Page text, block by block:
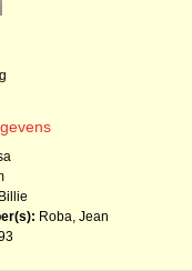
Roba, Jean